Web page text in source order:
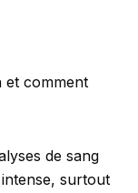
de sang
surtout